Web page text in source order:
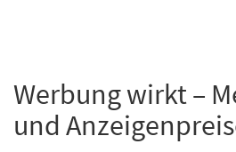
Werbung wirkt –
und